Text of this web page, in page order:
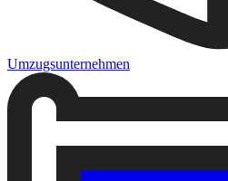
Umzugsunternehmen